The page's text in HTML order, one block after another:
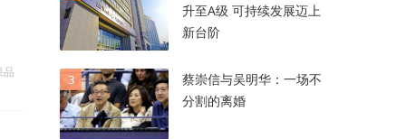
品
升至A级 可持续发展迈上
新台阶
3
蔡崇信与吴明华：一场不
分割的离婚